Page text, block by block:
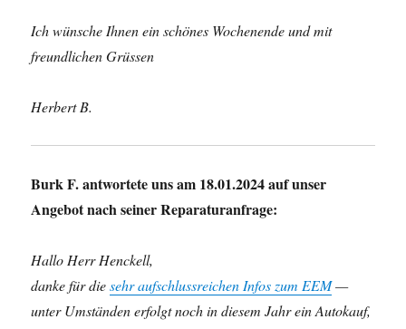
Ich wünsche Ihnen ein schönes Wochenende und mit
freundlichen Grüssen
Herbert B.
Burk F. antwortete uns am 18.01.2024 auf unser
Angebot nach seiner Reparaturanfrage:
Hallo Herr Henckell,
danke für diesehr aufschlussreichen Infos zum EEM—
unter Umständen erfolgt noch in diesem Jahr ein Autokauf,